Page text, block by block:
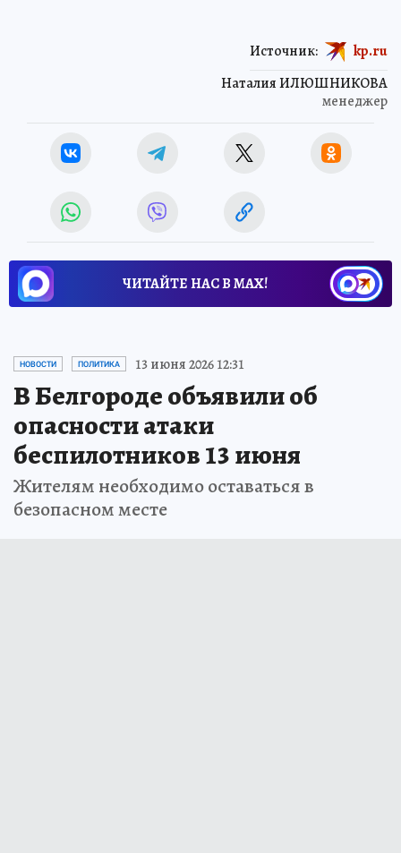
Наталия ИЛЮШНИКОВА
менеджер
Источник: kp.ru
ЧИТАЙТЕ НАС В МАХ!
НОВОСТИ ПОЛИТИКА 13 июня 2026 12:31
В Белгороде объявили об
опасности атаки
беспилотников 13 июня
Жителям необходимо оставаться в
безопасном месте